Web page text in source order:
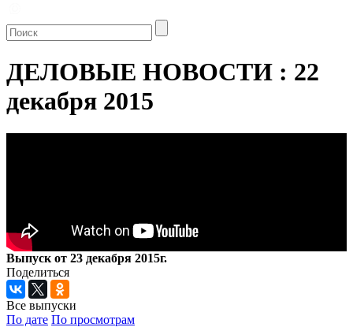
ДЕЛОВЫЕ НОВОСТИ : 22
декабря 2015
Выпуск от 23 декабря 2015г.
Поделиться
Все выпуски
По дате По просмотрам